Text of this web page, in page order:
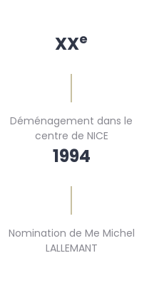
XXe
Déménagement dans le
centre de NICE
1994
Nomination de Me Michel
LALLEMANT